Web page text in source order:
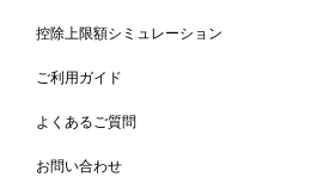
控除上限額シミュレーション
ご利用ガイド
よくあるご質問
お問い合わせ